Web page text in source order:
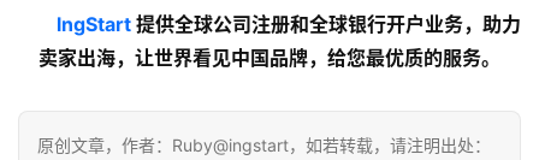
金
lngStart 提供全球公司注册和全球银行开户业务，助力
卖家出海，让世界看见中国品牌，给您最优质的服务。
原创文章，作者：Ruby@ingstart，如若转载，请注明出处：